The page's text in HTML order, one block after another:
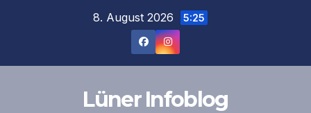
8. August 2026 5:25
Lüner Infoblog